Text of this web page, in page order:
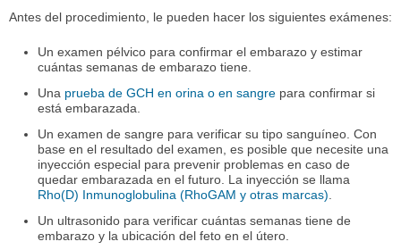
Antes del procedimiento, le pueden hacer los siguientes exámenes:
Un examen pélvico para confirmar el embarazo y estimar
cuántas semanas de embarazo tiene.
Una prueba de GCH en orina o en sangre para confirmar si
está embarazada.
Un examen de sangre para verificar su tipo sanguíneo. Con
base en el resultado del examen, es posible que necesite una
inyección especial para prevenir problemas en caso de
quedar embarazada en el futuro. La inyección se llama
Rho(D) Inmunoglobulina (RhoGAM y otras marcas)
Un ultrasonido para verificar cuántas semanas tiene de
embarazo y la ubicación del feto en el útero.